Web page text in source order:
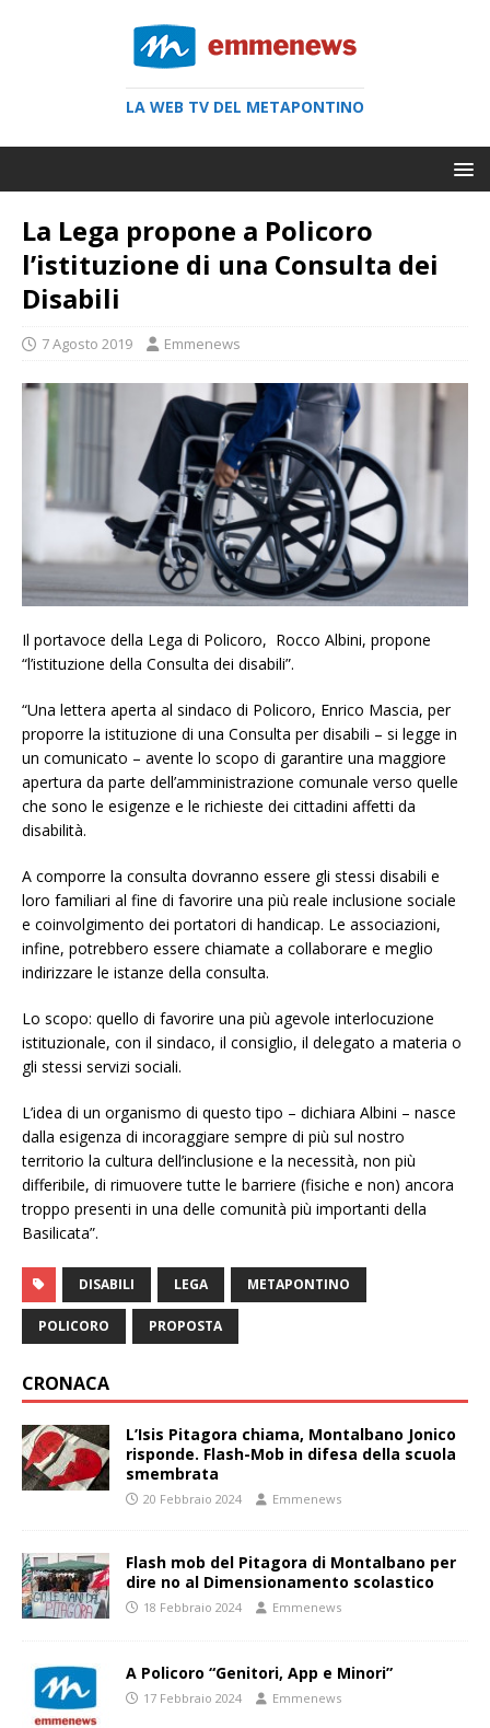
LA WEB TV DEL METAPONTINO
La Lega propone a Policoro
l’istituzione di una Consulta dei
Disabili
7 Agosto 2019 Emmenews
Il portavoce della Lega di Policoro, Rocco Albini, propone
“l’istituzione della Consulta dei disabili”.
“Una lettera aperta al sindaco di Policoro, Enrico Mascia, per
proporre la istituzione di una Consulta per disabili – si legge in
un comunicato – avente lo scopo di garantire una maggiore
apertura da parte dell’amministrazione comunale verso quelle
che sono le esigenze e le richieste dei cittadini affetti da
disabilità.
A comporre la consulta dovranno essere gli stessi disabili e
loro familiari al fine di favorire una più reale inclusione sociale
e coinvolgimento dei portatori di handicap. Le associazioni,
infine, potrebbero essere chiamate a collaborare e meglio
indirizzare le istanze della consulta.
Lo scopo: quello di favorire una più agevole interlocuzione
istituzionale, con il sindaco, il consiglio, il delegato a materia o
gli stessi servizi sociali.
L’idea di un organismo di questo tipo – dichiara Albini – nasce
dalla esigenza di incoraggiare sempre di più sul nostro
territorio la cultura dell’inclusione e la necessità, non più
differibile, di rimuovere tutte le barriere (fisiche e non) ancora
troppo presenti in una delle comunità più importanti della
Basilicata”.
DISABILI LEGA METAPONTINO
POLICORO PROPOSTA
CRONACA
L’Isis Pitagora chiama, Montalbano Jonico
risponde. Flash-Mob in difesa della scuola
smembrata
20 Febbraio 2024 Emmenews
Flash mob del Pitagora di Montalbano per
dire no al Dimensionamento scolastico
18 Febbraio 2024 Emmenews
A Policoro “Genitori, App e Minori”
17 Febbraio 2024 Emmenews